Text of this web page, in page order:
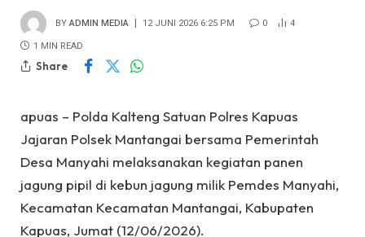
BY ADMIN MEDIA 12 JUNI 2026 6:25 PM 0 4
1 MIN READ
Share
apuas – Polda Kalteng Satuan Polres Kapuas
Jajaran Polsek Mantangai bersama Pemerintah
Desa Manyahi melaksanakan kegiatan panen
jagung pipil di kebun jagung milik Pemdes Manyahi,
Kecamatan Kecamatan Mantangai, Kabupaten
Kapuas, Jumat (12/06/2026).